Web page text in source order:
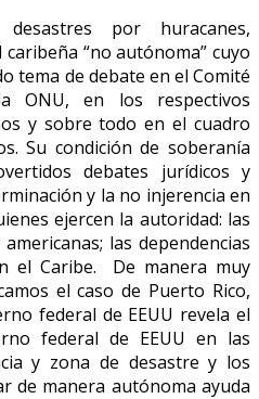
por huracanes,
“no autónoma” cuyo
tema de debate en el Comité
ONU, en los respectivos
y sobre todo en el cuadro
Su condición de soberanía
debates jurídicos y
y la no injerencia en
ejercen la autoridad: las
las dependencias
el Caribe. De manera muy
el caso de Puerto Rico,
federal de EEUU revela el
federal de EEUU en las
y zona de desastre y los
de manera autónoma ayuda